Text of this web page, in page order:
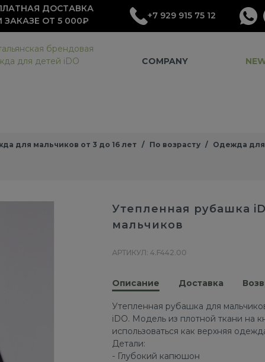
ДОСТАВКА
ЗАКАЗЕ ОТ 5 000₽
+7 929 915 75 12
COMPANY
для мальчиков от 3 до 16 лет По возрасту Одежда для
Утепленная рубашка
мальчиков
АРТИКУЛ: 4.F442.00
Описание Доставка
Утепленная рубашка для
iDO. Модель из плотной ткани на
использоваться как верхняя
Детали:
- Глубокий капюшон